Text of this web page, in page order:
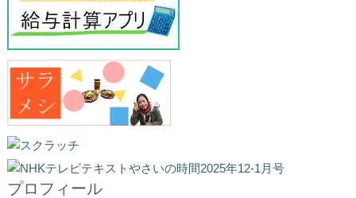
プロフィール